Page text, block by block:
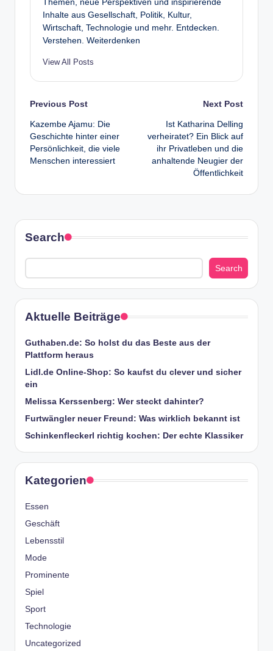
Themen, neue Perspektiven und inspirierende
Inhalte aus Gesellschaft, Politik, Kultur,
Wirtschaft, Technologie und mehr. Entdecken.
Verstehen. Weiterdenken
View All Posts
Post
navigation
Previous Post
Kazembe Ajamu: Die
Geschichte hinter einer
Persönlichkeit, die viele
Menschen interessiert
Next Post
Ist Katharina Delling
verheiratet? Ein Blick auf
ihr Privatleben und die
anhaltende Neugier der
Öffentlichkeit
Search
Search
Aktuelle Beiträge
Guthaben.de: So holst du das Beste aus der
Plattform heraus
Lidl.de Online-Shop: So kaufst du clever und sicher
ein
Melissa Kerssenberg: Wer steckt dahinter?
Furtwängler neuer Freund: Was wirklich bekannt ist
Schinkenfleckerl richtig kochen: Der echte Klassiker
Kategorien
Essen
Geschäft
Lebensstil
Mode
Prominente
Spiel
Sport
Technologie
Uncategorized